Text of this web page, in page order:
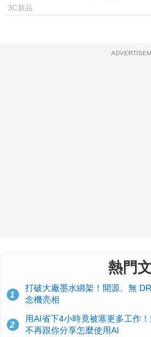
體
3C新品
熱門
1
打破大廠墨水綁架！開源、無
念機亮相
2
用AI省下4小時竟被塞更多工作
不再跟你分享怎麼使用AI